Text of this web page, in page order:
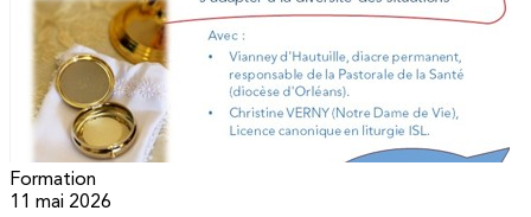
Formation
11 mai 2026